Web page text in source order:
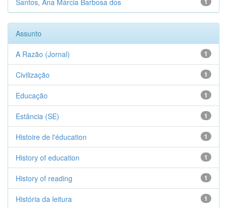
Santos, Ana Márcia Barbosa dos
Assunto
1
A Razão (Jornal)
1
Civilização
1
Educação
1
Estância (SE)
1
Histoire de l'éducation
1
History of education
1
History of reading
1
História da leitura